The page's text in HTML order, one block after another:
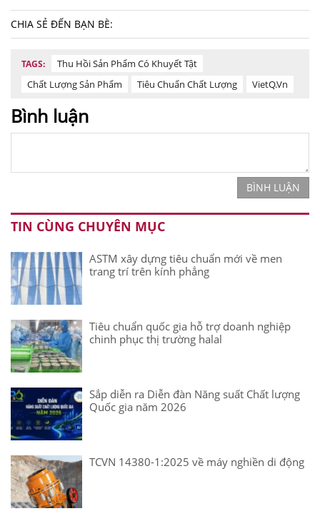
CHIA SẺ ĐẾN BẠN BÈ:
TAGS:
Thu Hồi Sản Phẩm Có Khuyết Tật
Chất Lượng Sản Phẩm
Tiêu Chuẩn Chất Lượng VietQ.vn
Bình luận
BÌNH LUẬN
TIN CÙNG CHUYÊN MỤC
ASTM xây dựng tiêu chuẩn mới về men
trang trí trên kính phẳng
Tiêu chuẩn quốc gia hỗ trợ doanh nghiệp
chinh phục thị trường halal
Sắp diễn ra Diễn đàn Năng suất Chất lượng
Quốc gia năm 2026
TCVN 14380-1:2025 về máy nghiền di động